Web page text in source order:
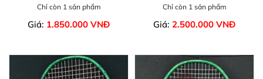
Chỉ còn 1 sản phẩm
Giá: 1.850.000 VNĐ
Chỉ còn 1 sản phẩm
Giá: 2.500.000 VNĐ